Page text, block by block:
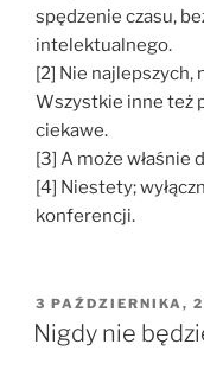
spędzenie czasu,
intelektualnego.
[2] Nie najlepszych,
Wszystkie inne też
ciekawe.
[3] A może właśnie
[4] Niestety;
konferencji.
OPUBLIKOWANE
W
3 PAŹDZIERNIKA,
Nigdy nie